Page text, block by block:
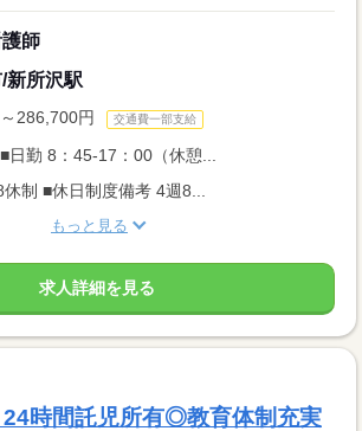
師
新所沢駅
286,700円 交通費一部支給
日勤 8：45-17：00（休憩...
制 ■休日制度備考 4週8...
もっと見る
求人詳細を見る
時間託児所有◎教育体制充実